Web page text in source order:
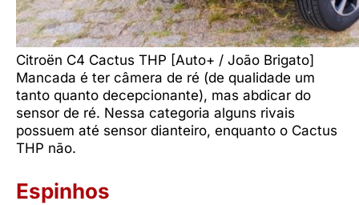
Citroën C4 Cactus THP [Auto+ / João Brigato]
Mancada é ter câmera de ré (de qualidade um
tanto quanto decepcionante), mas abdicar do
sensor de ré. Nessa categoria alguns rivais
possuem até sensor dianteiro, enquanto o Cactus
THP não.
Espinhos